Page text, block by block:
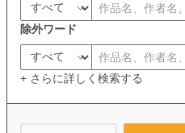
除外ワード
+ さらに詳しく検索する